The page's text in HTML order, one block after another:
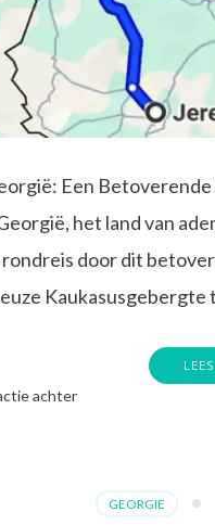
Een
het land van
door dit
Kaukasusgebergte
achterop
Georgië:GEORGIE